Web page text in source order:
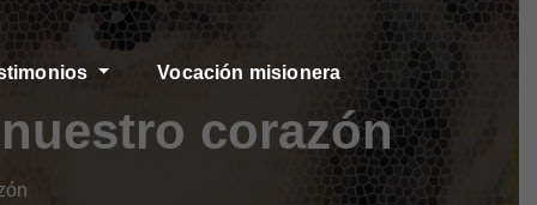
Vocación misionera
corazón